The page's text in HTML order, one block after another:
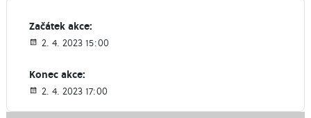
Začátek akce:
2. 4. 2023 15:00
Konec akce:
2. 4. 2023 17:00